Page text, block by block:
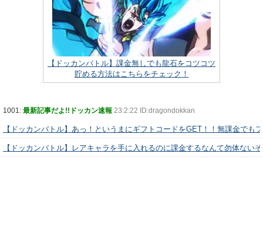
【ドッカンバトル】課金無しでも龍石をコツコツ
貯める方法はこちらをチェック！
1001: 最新記事だよ!!ドッカン速報 23:2:22 ID:dragondokkan
【ドッカンバトル】あっ！というまにギフトコードをGET！！無課金でも
【ドッカンバトル】レアキャラを手に入れるのに課金するなんて勿体ない